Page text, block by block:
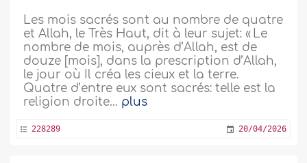
Les mois sacrés sont au nombre de quatre
et Allah, le Très Haut, dit à leur sujet: « Le
nombre de mois, auprès d’Allah, est de
douze [mois], dans la prescription d’Allah,
le jour où Il créa les cieux et la terre.
Quatre d’entre eux sont sacrés: telle est la
religion droite... plus
228289 20/04/2026